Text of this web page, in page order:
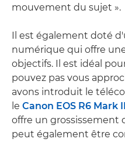
mouvement du sujet ».
Il est également doté
numérique qui offre
objectifs. Il est idéal
pouvez pas vous
avons introduit le
le Canon EOS R6 Mark II
offre un grossissement
peut également être